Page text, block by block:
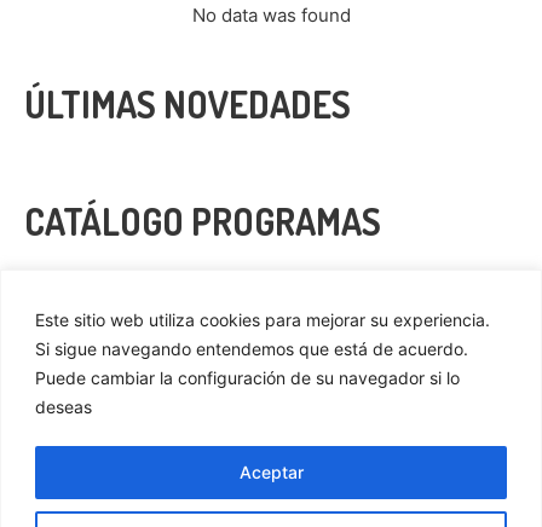
Este sitio web utiliza cookies para mejorar su experiencia.
Si sigue navegando entendemos que está de acuerdo.
Puede cambiar la configuración de su navegador si lo
deseas
Aceptar
No data was found
ÚLTIMAS NOVEDADES
CATÁLOGO PROGRAMAS
Cookies
Aviso Legal